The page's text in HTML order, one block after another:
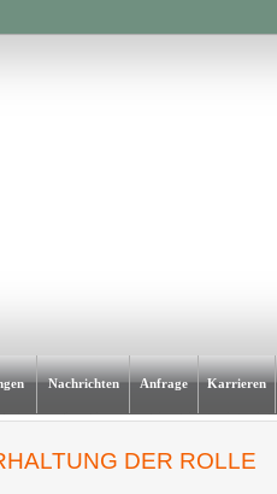
Nachrichten Anfrage Karrieren
DER ROLLE